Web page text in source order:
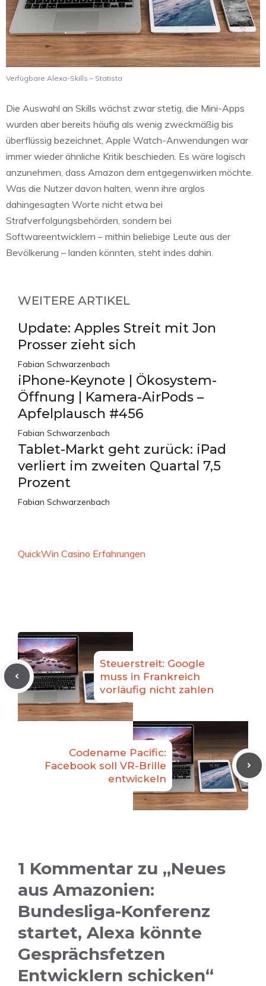
Verfügbare Alexa-Skills – Statista
Die Auswahl an Skills wächst zwar stetig, die Mini-Apps
wurden aber bereits häufig als wenig zweckmäßig bis
überflüssig bezeichnet, Apple Watch-Anwendungen war
immer wieder ähnliche Kritik beschieden. Es wäre logisch
anzunehmen, dass Amazon dem entgegenwirken möchte.
Was die Nutzer davon halten, wenn ihre arglos
dahingesagten Worte nicht etwa bei
Strafverfolgungsbehörden, sondern bei
Softwareentwicklern – mithin beliebige Leute aus der
Bevölkerung – landen könnten, steht indes dahin.
WEITERE ARTIKEL
Update: Apples Streit mit Jon
Prosser zieht sich
Fabian Schwarzenbach
iPhone-Keynote | Ökosystem-
Öffnung | Kamera-AirPods –
Apfelplausch #456
Fabian Schwarzenbach
Tablet-Markt geht zurück: iPad
verliert im zweiten Quartal 7,5
Prozent
Fabian Schwarzenbach
QuickWin Casino Erfahrungen
Steuerstreit: Google
muss in Frankreich
vorläufig nicht zahlen
Codename Pacific:
Facebook soll VR-Brille
entwickeln
1 Kommentar zu „Neues
aus Amazonien:
Bundesliga-Konferenz
startet, Alexa könnte
Gesprächsfetzen
Entwicklern schicken“